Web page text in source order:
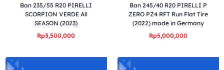
Ban 235/55 R20 PIRELLI
SCORPION VERDE All
SEASON (2023)
Rp3,500,000
Ban 245/40 R20 PIRELLI P
ZERO PZ4 RFT Run Flat Tire
(2022) made in Germany
Rp5,000,000